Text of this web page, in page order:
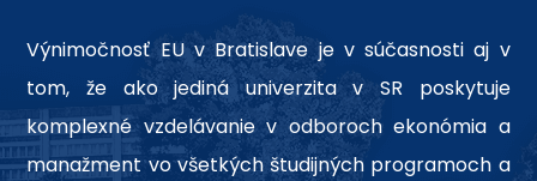
Výnimočnosť EU v Bratislave je v súčasnosti aj v
tom, že ako jediná univerzita v SR poskytuje
komplexné vzdelávanie v odboroch ekonómia a
manažment vo všetkých študijných programoch a